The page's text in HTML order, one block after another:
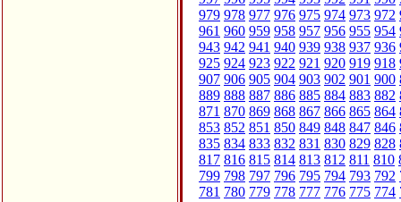
979 978 977 976 975 974 973 972
961 960 959 958 957 956 955 954
943 942 941 940 939 938 937 936
925 924 923 922 921 920 919 918
907 906 905 904 903 902 901 900
889 888 887 886 885 884 883 882
871 870 869 868 867 866 865 864
853 852 851 850 849 848 847 846
835 834 833 832 831 830 829 828
817 816 815 814 813 812 811 810
799 798 797 796 795 794 793 792
781 780 779 778 777 776 775 774